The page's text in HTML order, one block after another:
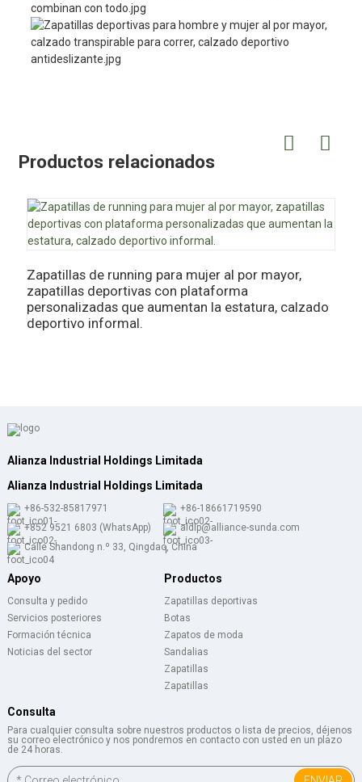
Productos relacionados
Zapatillas de running para mujer al por mayor,
zapatillas deportivas con plataforma
personalizadas que aumentan la estatura, calzado
deportivo informal.
Alianza Industrial Holdings Limitada
Alianza Industrial Holdings Limitada
+86-532-85817971
+86-18661719590
+852 9521 6803 (WhatsApp)
aldlp@alliance-sunda.com
Calle Shandong n.º 33, Qingdao, China
Apoyo
Consulta y pedido
Servicios posteriores
Formación técnica
Noticias del sector
Productos
Zapatillas deportivas
Botas
Zapatos de moda
Sandalias
Zapatillas
Zapatillas
Consulta
Para cualquier consulta sobre nuestros productos o lista de precios, déjenos
su correo electrónico y nos pondremos en contacto con usted en un plazo
de 24 horas.